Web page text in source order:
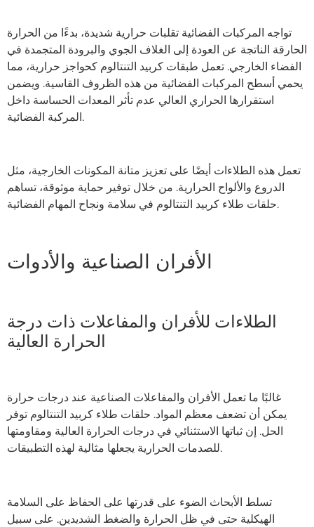
تواجه المركبات الفضائية تقلبات حرارية شديدة، بدءًا من الحرارة
الحارقة الناتجة عن العودة إلى الغلاف الجوي والبرودة المتجمدة في
الفضاء الخارجي. تعمل طبقات كربيد التنتالوم كحواجز حرارية، مما
يحمي أسطح المركبات الفضائية من هذه الظروف القاسية. ويضمن
استقرارها الحراري العالي عدم تأثر المعدات الحساسة داخل
المركبة الفضائية.
تعمل هذه الطلاءات أيضًا على تعزيز متانة المكونات الخارجية، مثل
الدروع والألواح الحرارية. من خلال توفير حماية موثوقة، تساهم
حلقات طلاء كربيد التنتالوم في سلامة ونجاح المهام الفضائية.
الأفران الصناعية والأدوات
الطلاءات للأفران والمفاعلات ذات درجة
الحرارة العالية
غالبًا ما تعمل الأفران والمفاعلات الصناعية عند درجات حرارة
يمكن أن تضعف معظم المواد. حلقات طلاء كربيد التنتالوم توفر
الحل. إن ثباتها الاستثنائي في درجات الحرارة العالية ومقاومتها
للصدمات الحرارية يجعلها مثالية لهذه التطبيقات.
تسلط الأبحاث الضوء على قدرتها على الحفاظ على السلامة
الهيكلية حتى في ظل الحرارة والضغط الشديدين. على سبيل